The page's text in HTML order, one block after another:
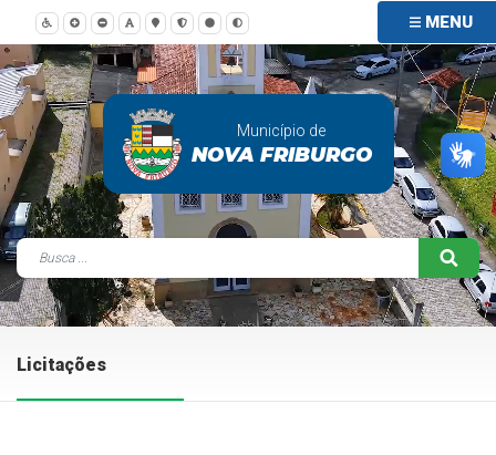
MENU
Município de
NOVA FRIBURGO
Licitações